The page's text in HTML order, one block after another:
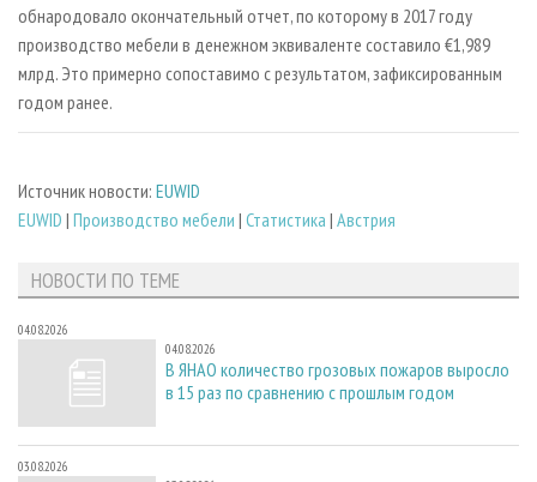
обнародовало окончательный отчет, по которому в 2017 году
производство мебели в денежном эквиваленте составило €1,989
млрд. Это примерно сопоставимо с результатом, зафиксированным
годом ранее.
Источник новости: EUWID
EUWID | Производство мебели | Статистика | Австрия
НОВОСТИ ПО ТЕМЕ
04.08.2026
04.08.2026
В ЯНАО количество грозовых пожаров выросло
в 15 раз по сравнению с прошлым годом
03.08.2026